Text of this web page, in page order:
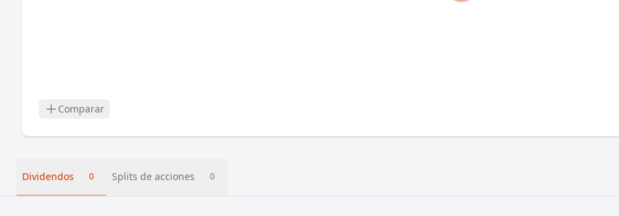
Comparar
Dividendos 0 Splits de acciones 0